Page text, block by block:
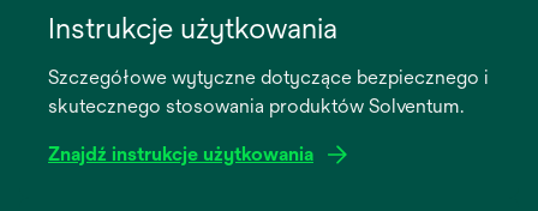
Instrukcje użytkowania
Szczegółowe wytyczne dotyczące bezpiecznego i
skutecznego stosowania produktów Solventum.
Znajdź instrukcje użytkowania